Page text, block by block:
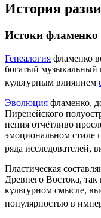
История
Истоки фламенко
Генеалогия фламенко
богатый музыкальный
культурным влиянием
Эволюция фламенко,
Пиренейского
пения отчётливо
эмоциональном стиле
ряда исследователей,
Пластическая
Древнего Востока, так
культурном смысле,
популярностью в